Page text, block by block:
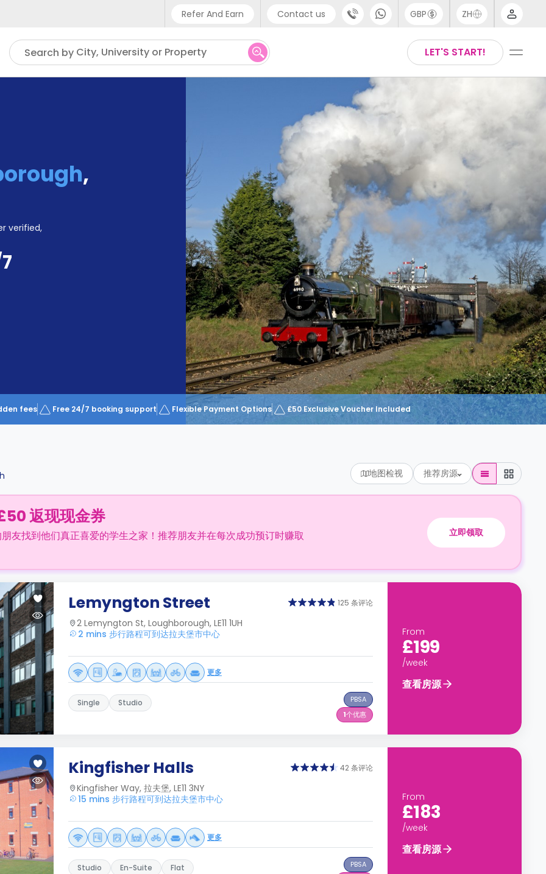
Refer And Earn Contact us
Phone support
UK - +44 (0) 20 3871 8666
US - +1 (646) 718 6172
GBP ZH
LET'S START!
Search by City, University or Property
,
verified,
fees Free 24/7 booking support Flexible Payment Options £50 Exclusive Voucher Included
地图检视 推荐房源
返现现金券
友找到他们真正喜爱的学生之家！推荐朋友并在每次成功预订时赚取 立即领取
Lemyngton Street 125 条评论
2 Lemyngton St, Loughborough, LE11 1UH
2 mins 步行路程可到达拉夫堡市中心
更多
Single Studio
PBSA
1个优惠
From
£199
/week
查看房源
Kingfisher Halls 42 条评论
Kingfisher Way, 拉夫堡, LE11 3NY
15 mins 步行路程可到达拉夫堡市中心
更多
Studio En-Suite Flat
PBSA
From
£183
/week
查看房源